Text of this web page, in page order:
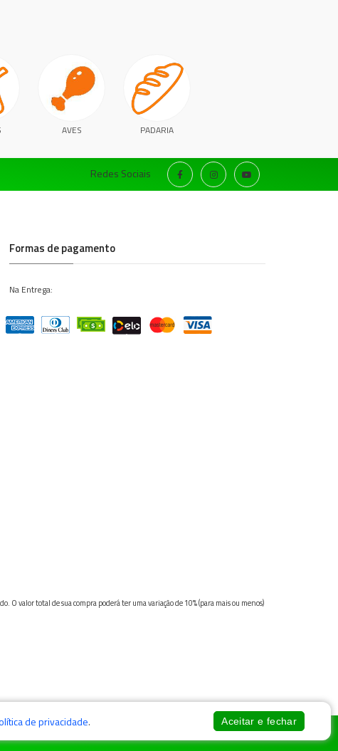
AVES PADARIA
Redes Sociais
Formas de pagamento
Na Entrega:
O valor total de sua compra poderá ter uma variação de 10% (para mais ou menos)
de privacidade. Aceitar e fechar